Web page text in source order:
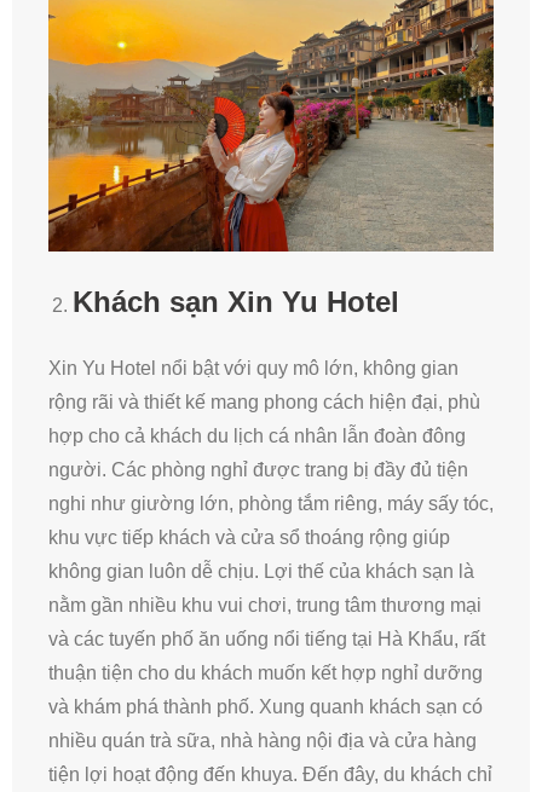
Khách sạn Xin Yu Hotel
Xin Yu Hotel nổi bật với quy mô lớn, không gian
rộng rãi và thiết kế mang phong cách hiện đại, phù
hợp cho cả khách du lịch cá nhân lẫn đoàn đông
người. Các phòng nghỉ được trang bị đầy đủ tiện
nghi như giường lớn, phòng tắm riêng, máy sấy tóc,
khu vực tiếp khách và cửa sổ thoáng rộng giúp
không gian luôn dễ chịu. Lợi thế của khách sạn là
nằm gần nhiều khu vui chơi, trung tâm thương mại
và các tuyến phố ăn uống nổi tiếng tại Hà Khẩu, rất
thuận tiện cho du khách muốn kết hợp nghỉ dưỡng
và khám phá thành phố. Xung quanh khách sạn có
nhiều quán trà sữa, nhà hàng nội địa và cửa hàng
tiện lợi hoạt động đến khuya. Đến đây, du khách chỉ